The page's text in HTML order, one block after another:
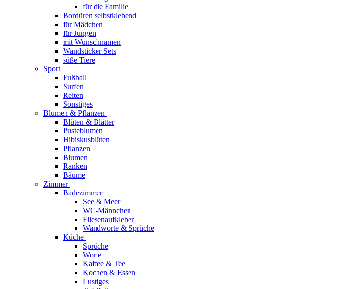
für die Familie
Bordüren selbstklebend
für Mädchen
für Jungen
mit Wunschnamen
Wandsticker Sets
süße Tiere
Sport
Fußball
Surfen
Reiten
Sonstiges
Blumen & Pflanzen
Blüten & Blätter
Pusteblumen
Hibiskusblüten
Pflanzen
Blumen
Ranken
Bäume
Zimmer
Badezimmer
See & Meer
WC-Männchen
Fliesenaufkleber
Wandworte & Sprüche
Küche
Sprüche
Worte
Kaffee & Tee
Kochen & Essen
Lustiges